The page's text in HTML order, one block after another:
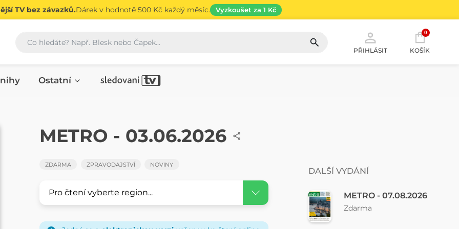
TV bez závazků.Dárek v hodnotě 500 Kč každý měsíc. Vyzkoušet za 1 Kč
Vyhledávání
PŘIHLÁSIT
0
KOŠÍK
Ostatní
NOVINY
METRO - 03.06.2026
ZDARMA ZPRAVODAJSTVÍ NOVINY
Pro čtení vyberte region...
DALŠÍ VYDÁNÍ
METRO - 07.08.2026
Zdarma